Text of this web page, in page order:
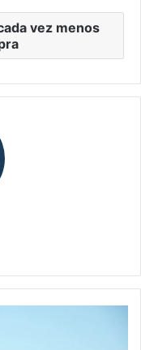
vez menos